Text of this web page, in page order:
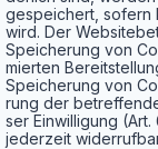
gespei­chert, sofern
wird. Der
Spei­che­rung von
mier­ten
Spei­che­rung von
rung der
ser Ein­wil­li­gung (Art.
jeder­zeit